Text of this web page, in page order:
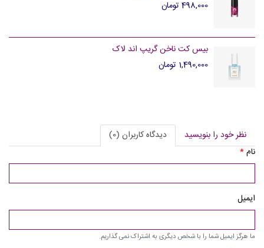
498,000 تومان
بیس کت ناخن گریپ اند لاک
1,490,000 تومان
نظر خود را بنویسید
دیدگاه کاربران (0)
نام*
ایمیل
ما هرگز ایمیل شما را با شخص دیگری به اشتراک نمی گذاریم.